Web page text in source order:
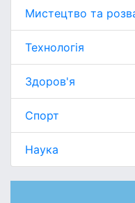
Мистецтво та
Технологія
Здоров'я
Спорт
Наука